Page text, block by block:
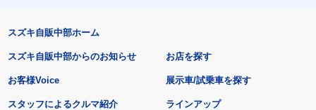
スズキ自販中部ホーム
スズキ自販中部からのお知らせ
お客様Voice
スタッフによるクルマ紹介
お店を探す
展示車/試乗車を探す
ラインアップ